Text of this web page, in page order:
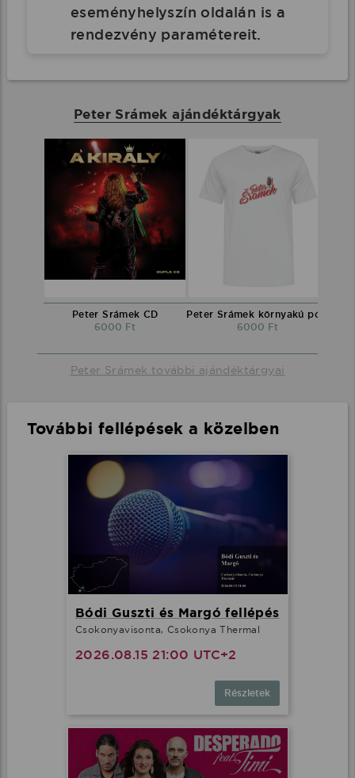
eseményhelyszín oldalán is a
rendezvény paramétereit.
Peter Srámek ajándéktárgyak
Peter Srámek CD
6000 Ft
6000 Ft
Peter Srámek további ajándéktárgyai
További fellépések a közelben
Bódi Guszti és Margó fellépés
Csokonyavisonta, Csokonya Thermal
2026.08.15 21:00 UTC+2
Részletek